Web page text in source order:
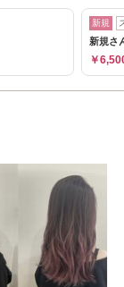
新規
新規さ
￥